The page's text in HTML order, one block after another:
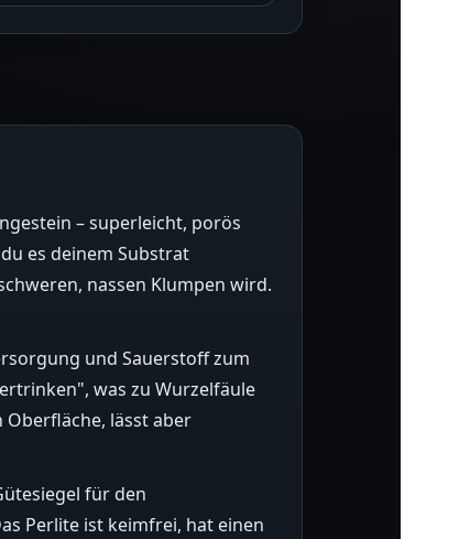
– superleicht, porös
es deinem Substrat
nassen Klumpen wird.
und Sauerstoff zum
was zu Wurzelfäule
lässt aber
für den
Perlite ist keimfrei, hat einen